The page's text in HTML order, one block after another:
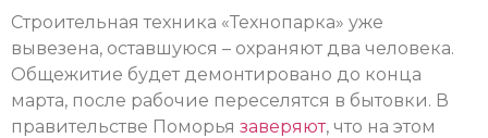
Строительная техника «Технопарка» уже
вывезена, оставшуюся – охраняют два человека.
Общежитие будет демонтировано до конца
марта, после рабочие переселятся в бытовки. В
правительстве Поморья заверяют, что на этом